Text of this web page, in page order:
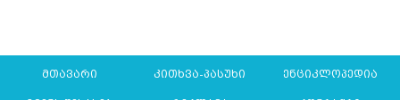
მთავარი კითხვა-პასუხი ენციკლოპედია